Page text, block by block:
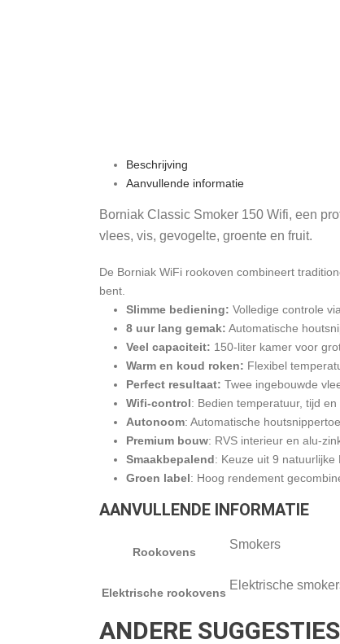
Beschrijving
Aanvullende informatie
Borniak Classic Smoker 150 Wifi, een
vlees, vis, gevogelte, groente en fruit.
De Borniak WiFi rookoven combineert
bent.
Slimme bediening: Volledige controle
8 uur lang gemak: Automatische
Veel capaciteit: 150-liter kamer voor
Warm en koud roken: Flexibel
Perfect resultaat: Twee ingebouwde
Wifi-control: Bedien temperatuur, tijd
Autonoom: Automatische
Premium bouw: RVS interieur en alu-
Smaakbepalend: Keuze uit 9 natuurlijke
Groen label: Hoog rendement
AANVULLENDE INFORMATIE
Rookovens
Smokers
Elektrische rookovens
Elektrische
ANDERE